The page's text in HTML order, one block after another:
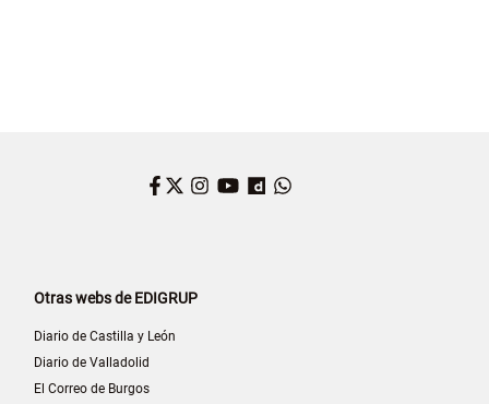
Facebook
Twitter
Instagram
YouTube
Dailymotion
Otras webs de EDIGRUP
Diario de Castilla y León
Diario de Valladolid
El Correo de Burgos